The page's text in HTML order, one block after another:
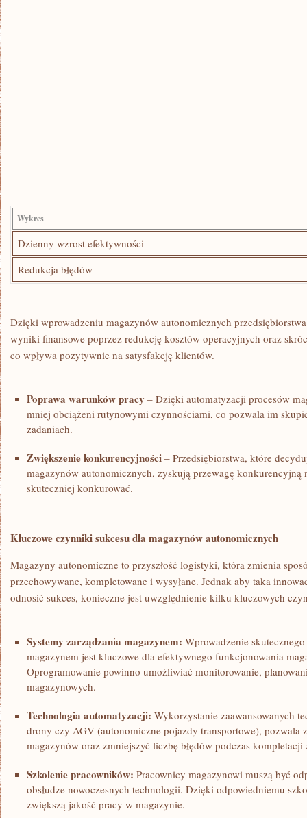
Wykres
Dzienny wzrost efektywności
Redukcja ⁤błędów
Dzięki⁢ wprowadzeniu⁣ magazynów autonomicznych
‍wyniki finansowe poprzez redukcję kosztów operacyjnych oraz
co wpływa pozytywnie na satysfakcję klientów.
Poprawa ‍warunków pracy – Dzięki‌ automatyzacji procesów
‌mniej obciążeni ⁢rutynowymi czynnościami, co pozwala im
zadaniach.
Zwiększenie⁢ konkurencyjności – Przedsiębiorstwa, które
magazynów autonomicznych, zyskują przewagę
skuteczniej konkurować.
Kluczowe czynniki sukcesu dla ‍magazynów ⁣autonomicznych
Magazyny autonomiczne to przyszłość‍ logistyki, ‌która zmienia
przechowywane, kompletowane i wysyłane.⁤ Jednak aby taka
odnosić sukces, konieczne jest uwzględnienie ​kilku kluczowych
Systemy zarządzania magazynem: ​Wprowadzenie
⁤magazynem jest ⁣kluczowe ⁣dla⁣ efektywnego funkcjonowania
Oprogramowanie powinno umożliwiać ⁣monitorowanie,
magazynowych.
Technologia‌ automatyzacji: Wykorzystanie zaawansowanych
drony czy AGV (autonomiczne pojazdy transportowe), pozwala
magazynów oraz zmniejszyć liczbę błędów podczas kompletacji
Szkolenie pracowników: Pracownicy magazynowi muszą ‌być⁣
obsłudze nowoczesnych technologii.⁢ Dzięki odpowiedniemu
zwiększą jakość pracy w magazynie.